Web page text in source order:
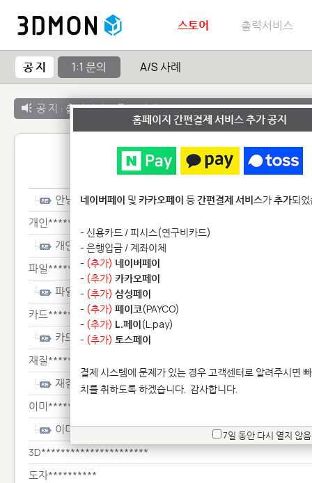
스토어 출력서비스
공 지 1:1 문의 A/S 사례
공 지 : 출력서비스 종료 안내
1:1 문
안녕**************
개인*************
개인*************
파일******
파일******
카드***********************************
카드***********************************
재질**************
재질**************
이미********************
이미********************
3D**********************
도자**********
홈페이지 간편결제 서비스 추가 공지
네이버페이 및 카카오페이 등간편결제 서비스가추가되
- 신용카드 / 피시스(연구비카드)
- 은행입금 / 계좌이체
- (추가) 네이버페이
- (추가) 카카오페이
- (추가) 삼성페이
- (추가) 페이코(PAYCO)
- (추가) L.페이(L.pay)
- (추가) 토스페이
결제 시스템에 문제가 있는 경우 고객센터로 알려주시면
치를 취하도록 하겠습니다. 감사합니다.
7일 동안 다시 열지 않음